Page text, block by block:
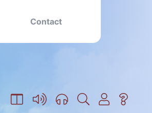
Contact